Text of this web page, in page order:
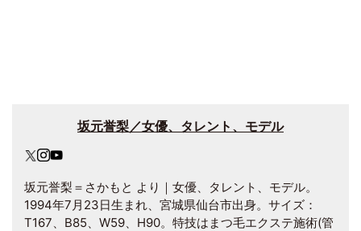
坂元誉梨／女優、タレント、モデル
坂元誉梨＝さかもと より｜女優、タレント、モデル。
1994年7月23日生まれ、宮城県仙台市出身。サイズ：
T167、B85、W59、H90。特技はまつ毛エクステ施術(管